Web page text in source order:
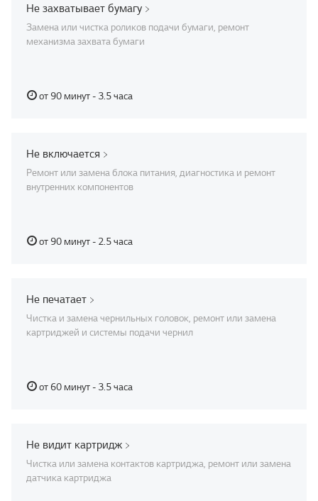
Не захватывает бумагу
Замена или чистка роликов подачи бумаги, ремонт
механизма захвата бумаги
от 90 минут - 3.5 часа
Не включается
Ремонт или замена блока питания, диагностика и ремонт
внутренних компонентов
от 90 минут - 2.5 часа
Не печатает
Чистка и замена чернильных головок, ремонт или замена
картриджей и системы подачи чернил
от 60 минут - 3.5 часа
Не видит картридж
Чистка или замена контактов картриджа, ремонт или замена
датчика картриджа